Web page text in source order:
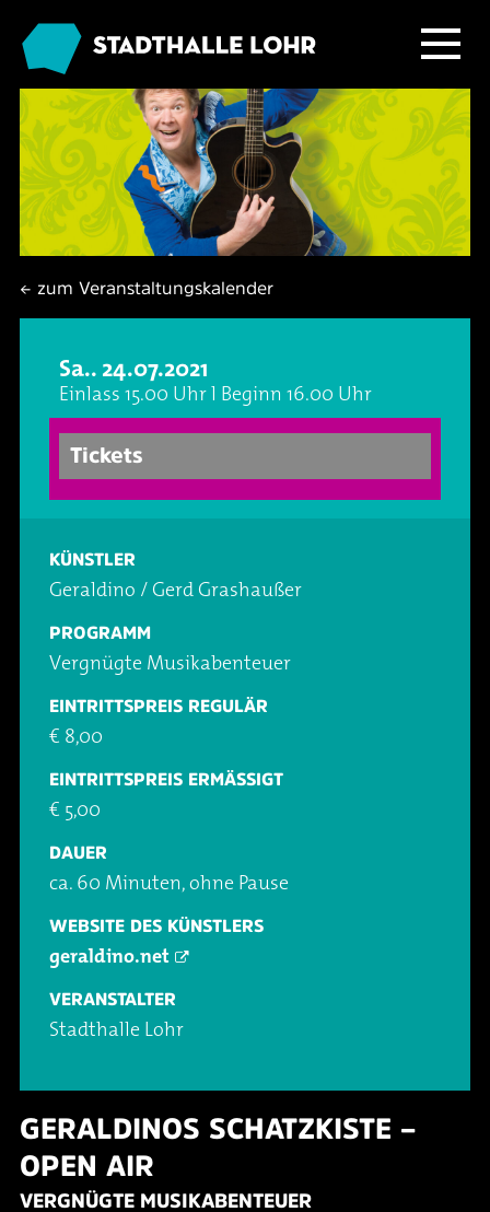
Programm
Übersicht
Ballett & Tanz
Familie
Kabarett & Comedy
Konzerte
Party
Theater & Musical
Vorträge & Lesungen
Service
Neuigkeiten
Tickets
Anreise & Parken
Hotels & Übernachtung
Barrierefreiheit
Über Lohr a.Main
FAQ – Fragen & Antworten
Das Haus
Großer Saal
Foyer und Galerie
Seminarbereich
Downloads
Geschichte
Jobs
Kafé Klinker
Jobs im Kafé Klinker
← zum Veranstaltungskalender
Sa.. 24.07.2021
Einlass 15.00 Uhr l Beginn 16.00 Uhr
Tickets
KÜNSTLER
Geraldino / Gerd Grashaußer
PROGRAMM
Vergnügte Musikabenteuer
EINTRITTSPREIS REGULÄR
€ 8,00
EINTRITTSPREIS ERMÄSSIGT
€ 5,00
DAUER
ca. 60 Minuten, ohne Pause
WEBSITE DES KÜNSTLERS
geraldino.net
VERANSTALTER
Stadthalle Lohr
GERALDINOS SCHATZKISTE –
OPEN AIR
VERGNÜGTE MUSIKABENTEUER